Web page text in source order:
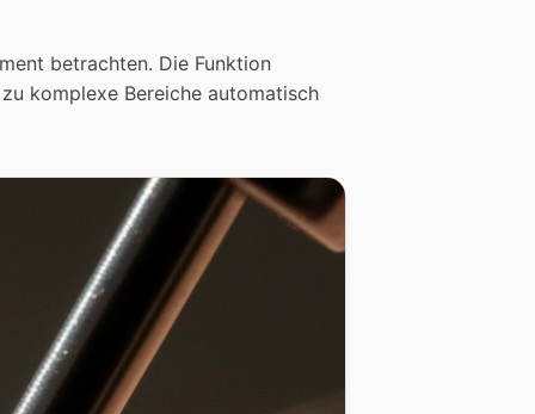
betrachten. Die Funktion
komplexe Bereiche automatisch